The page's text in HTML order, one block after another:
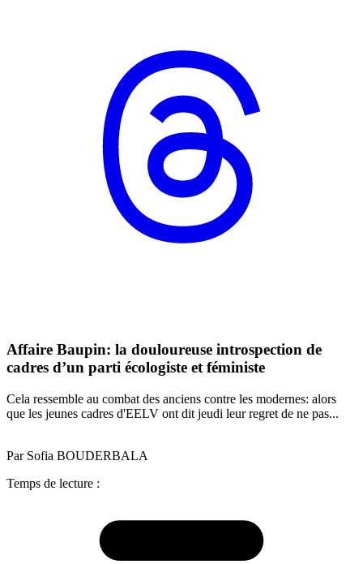
Affaire Baupin: la douloureuse introspection de
cadres d’un parti écologiste et féministe
Cela ressemble au combat des anciens contre les modernes: alors
que les jeunes cadres d'EELV ont dit jeudi leur regret de ne pas...
Par Sofia BOUDERBALA
Temps de lecture :